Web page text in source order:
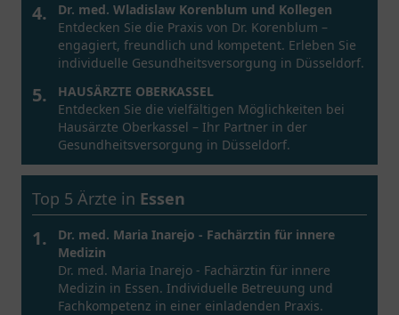
4.
Dr. med. Wladislaw Korenblum und Kollegen
Entdecken Sie die Praxis von Dr. Korenblum –
engagiert, freundlich und kompetent. Erleben Sie
individuelle Gesundheitsversorgung in Düsseldorf.
5.
HAUSÄRZTE OBERKASSEL
Entdecken Sie die vielfältigen Möglichkeiten bei
Hausärzte Oberkassel – Ihr Partner in der
Gesundheitsversorgung in Düsseldorf.
Top 5 Ärzte in Essen
1.
Dr. med. Maria Inarejo - Fachärztin für innere
Medizin
Dr. med. Maria Inarejo - Fachärztin für innere
Medizin in Essen. Individuelle Betreuung und
Fachkompetenz in einer einladenden Praxis.